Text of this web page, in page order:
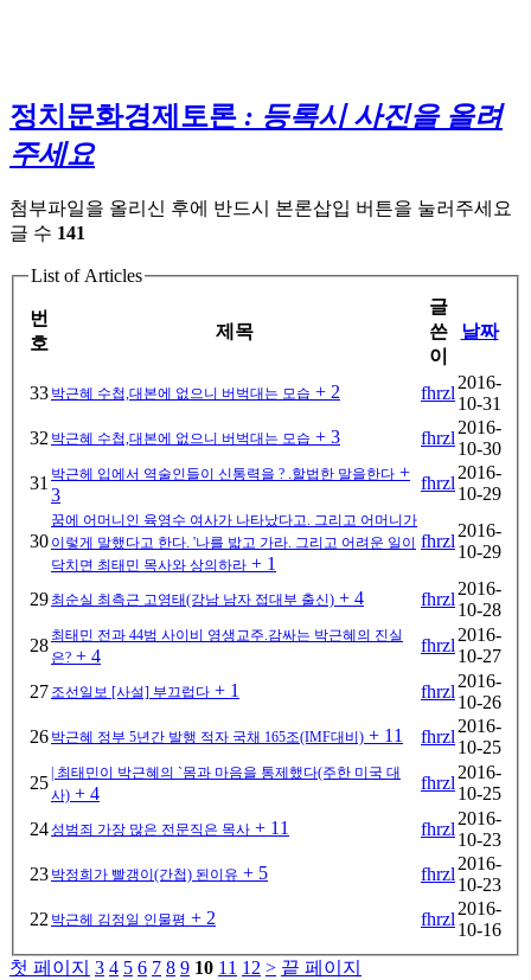
정치문화경제토론 : 등록시 사진을 올려
주세요
첨부파일을 올리신 후에 반드시 본론삽입 버튼을 눌러주세요
글 수 141
List of Articles
번
호
제목
글
쓴
이
날짜
33 박근혜 수첩,대본에 없으니 버벅대는 모습 + 2 fhrzl
2016-
10-31
32 박근혜 수첩,대본에 없으니 버벅대는 모습 + 3 fhrzl
2016-
10-30
31
박근헤 입에서 역술인들이 신통력을 ? .할법한 말을한다 +
3
fhrzl
2016-
10-29
30
꿈에 어머니인 육영수 여사가 나타났다고. 그리고 어머니가
이렇게 말했다고 한다. '나를 밟고 가라. 그리고 어려운 일이
닥치면 최태민 목사와 상의하라 + 1
fhrzl
2016-
10-29
29 최순실 최측근 고영태(강남 남자 접대부 출신) + 4 fhrzl
2016-
10-28
28 최태민 전과 44범 사이비 영생교주.감싸는 박근혜의 진실
은? + 4
fhrzl
2016-
10-27
27 조선일보 [사설] 부끄럽다 + 1 fhrzl
2016-
10-26
26 박근혜 정부 5년간 발행 적자 국채 165조(IMF대비) + 11 fhrzl
2016-
10-25
25| 최태민이 박근혜의 `몸과 마음을 통제했다(주한 미국 대
사) + 4
fhrzl
2016-
10-25
24성범죄 가장 많은 전문직은 목사 + 11 fhrzl
2016-
10-23
23 박정희가 빨갱이(간첩) 된이유 + 5 fhrzl
2016-
10-23
22 박근헤 김정일 인물평 + 2 fhrzl
2016-
10-16
첫 페이지 3 4 5 6 7 8 9 10 11 12 > 끝 페이지